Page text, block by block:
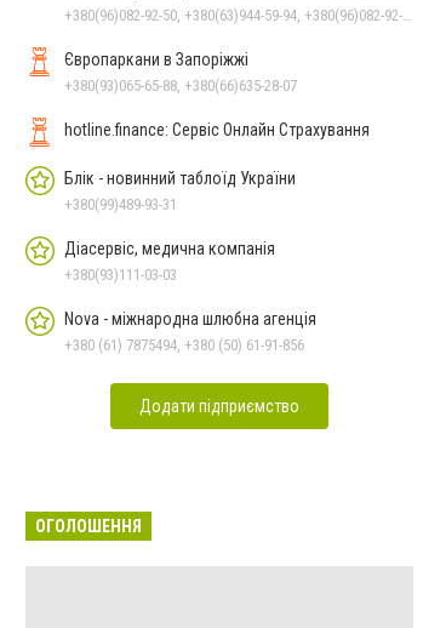
Європаркани в Запоріжжі
+380(93)065-65-88, +380(66)635-28-07
hotline.finance: Сервіс Онлайн Страхування
Блік - новинний таблоїд України
+380(99)489-93-31
Діасервіс, медична компанія
+380(93)111-03-03
Nova - міжнародна шлюбна агенція
+380 (61) 7875494, +380 (50) 61-91-856
Додати підприємство
ОГОЛОШЕННЯ